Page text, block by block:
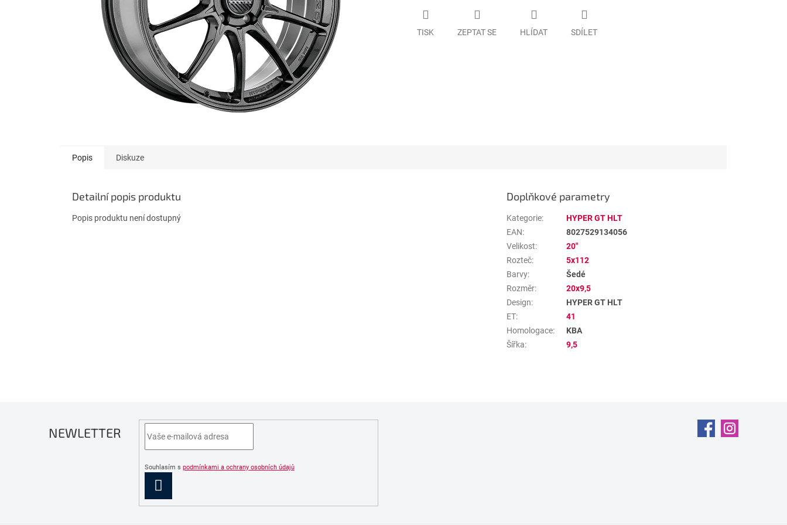
TISK ZEPTAT SE HLÍDAT SDÍLET
Popis Diskuze
Detailní popis produktu
Popis produktu není dostupný
Doplňkové parametry
Kategorie:
HYPER GT HLT
EAN:
8027529134056
Velikost:
20"
Rozteč:
5x112
Barvy:
Šedé
Rozměr:
20x9,5
Design:
HYPER GT HLT
ET:
41
Homologace:
KBA
Šířka: 9,5
NEWLETTER
Souhlasím s podmínkami a ochrany osobních údajů
SE